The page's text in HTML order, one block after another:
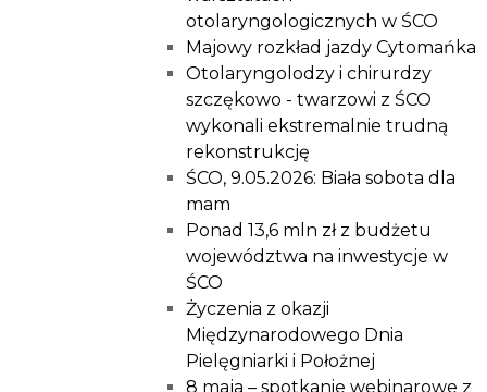
otolaryngologicznych w ŚCO
Majowy rozkład jazdy Cytomańka
Otolaryngolodzy i chirurdzy
szczękowo - twarzowi z ŚCO
wykonali ekstremalnie trudną
rekonstrukcję
ŚCO, 9.05.2026: Biała sobota dla
mam
Ponad 13,6 mln zł z budżetu
województwa na inwestycje w
ŚCO
Życzenia z okazji
Międzynarodowego Dnia
Pielęgniarki i Położnej
8 maja – spotkanie webinarowe z